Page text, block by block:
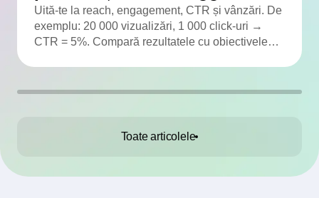
Uită-te la reach, engagement, CTR și vânzări. De
exemplu: 20 000 vizualizări, 1 000 click-uri →
CTR = 5%. Compară rezultatele cu obiectivele
Toate articolele